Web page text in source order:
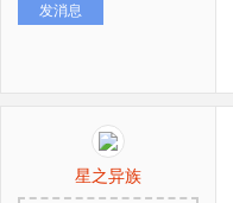
发消息
星之异族